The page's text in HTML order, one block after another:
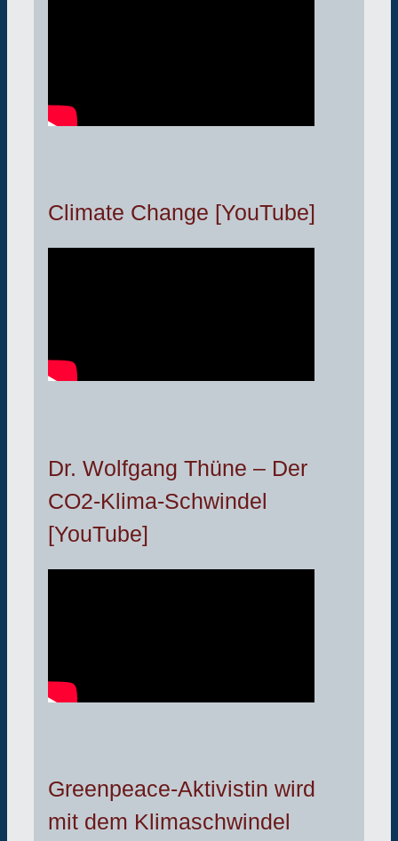
Climate Change [YouTube]
Dr. Wolfgang Thüne – Der
CO2-Klima-Schwindel
[YouTube]
Greenpeace-Aktivistin wird
mit dem Klimaschwindel